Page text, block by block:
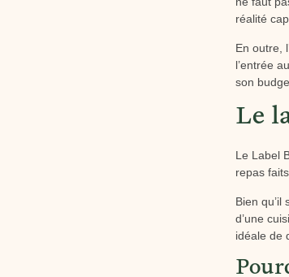
réalité
En outre,
l’entrée
son
Le
Le Label
repas
Bien
d’une
idéale de